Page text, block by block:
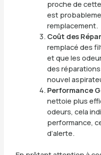
proche de
est
remplacement.
Coût des
remplacé des
et que les
des réparations
nouvel
Performance
nettoie plus
odeurs, cela
performance,
d’alerte.